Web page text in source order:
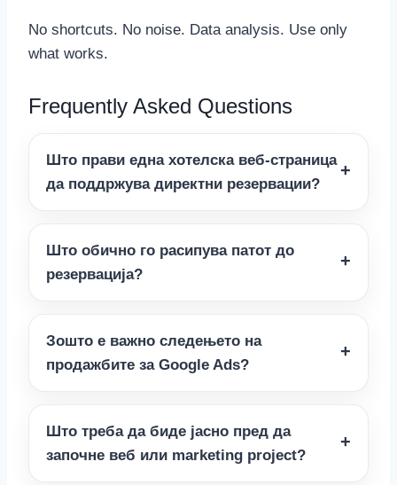
No shortcuts. No noise. Data analysis. Use only
what works.
Frequently Asked Questions
Што прави една хотелска веб-страница
да поддржува директни резервации?
Што обично го расипува патот до
резервација?
Зошто е важно следењето на
продажбите за Google Ads?
Што треба да биде јасно пред да
започне веб или marketing project?